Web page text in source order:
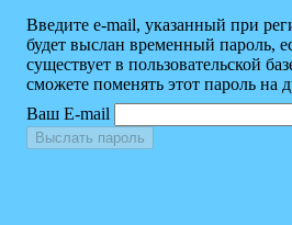
Введите e-mail, указанный при
будет выслан временный пароль,
существует в пользовательской
сможете поменять этот пароль на
Ваш E-mail
Выслать пароль